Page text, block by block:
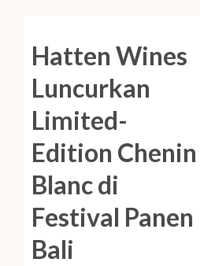
Hatten Wines
Luncurkan
Limited-
Edition Chenin
Blanc di
Festival Panen
Bali